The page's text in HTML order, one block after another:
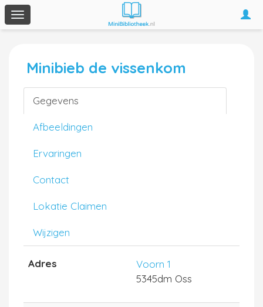
Toggle
navigation
Minibieb de vissenkom
Gegevens
Afbeeldingen
Ervaringen
Contact
Lokatie Claimen
Wijzigen
Adres
Voorn 1
5345dm Oss